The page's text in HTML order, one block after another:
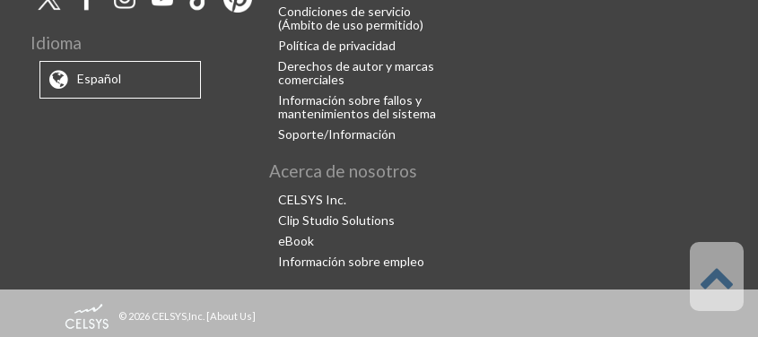
Idioma
Español
Condiciones de servicio
(Ámbito de uso permitido)
Política de privacidad
Derechos de autor y marcas
comerciales
Información sobre fallos y
mantenimientos del sistema
Soporte/Información
Acerca de nosotros
CELSYS Inc.
Clip Studio Solutions
eBook
Información sobre empleo
© 2026 CELSYS,Inc. [About Us]